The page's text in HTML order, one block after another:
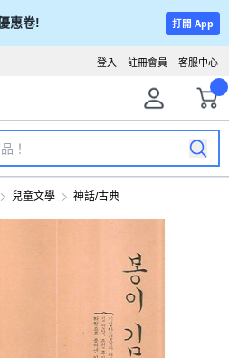
惠卷! 打開 App
客服中心
註冊會員
登入
兒童文學 神話/古典